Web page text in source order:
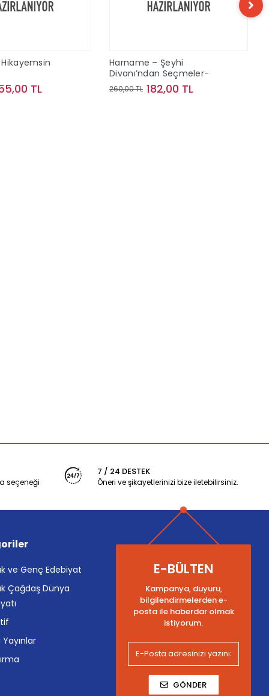
TL
Harname – Şeyhi
Divanı’ndan Seçmeler-
260,00 TL 182,00 TL
seçeneği
7 / 24 DESTEK
Öneri ve şikayetlerinizi bize iletebilirsiniz.
ve Genç Edebiyat
Çağdaş Dünya
Yayınlar
E-BÜLTEN
Kampanya, duyuru,
bilgilendirmelerden e-
posta ile haberdar olmak
istiyorum.
GÖNDER